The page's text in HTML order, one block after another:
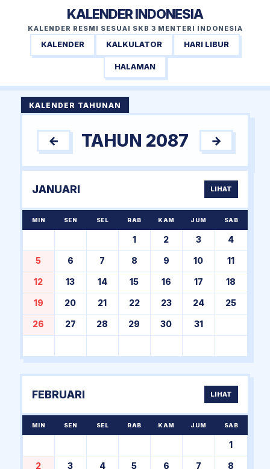
KALENDER INDONESIA
KALENDER RESMI SESUAI SKB 3 MENTERI INDONESIA
KALENDER KALKULATOR HARI LIBUR
HALAMAN
KALENDER TAHUNAN
← TAHUN 2087 →
JANUARI LIHAT
MIN SEN SEL RAB KAM JUM SAB
1 2 3 4
5 6 7 8 9 10 11
12 13 14 15 16 17 18
19 20 21 22 23 24 25
26 27 28 29 30 31
FEBRUARI LIHAT
MIN SEN SEL RAB KAM JUM SAB
1
2 3 4 5 6 7 8